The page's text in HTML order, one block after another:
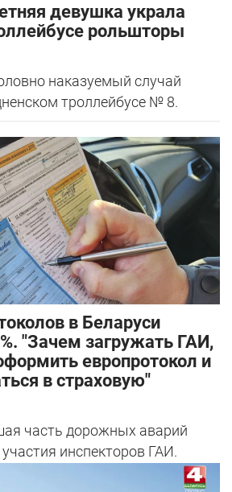
девушка украла
рольшторы
наказуемый случай
троллейбусе № 8.
в Беларуси
"Зачем загружать ГАИ,
европротокол и
в страховую"
часть дорожных аварий
инспекторов ГАИ.